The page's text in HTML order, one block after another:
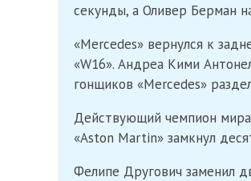
секунды, а Оливер Берман
«Mercedes» вернулся к
«W16». Андреа Кими
гонщиков «Mercedes»
Действующий чемпион
«Aston Martin» замкнул
Фелипе Другович заменил